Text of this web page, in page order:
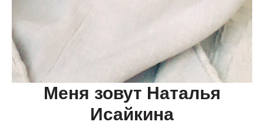
Меня зовут Наталья
Исайкина